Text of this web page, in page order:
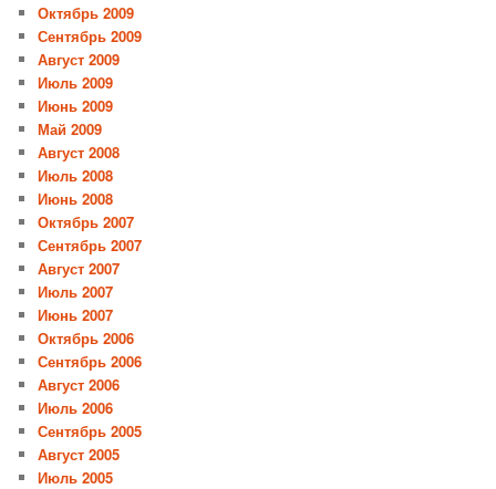
Октябрь 2009
Сентябрь 2009
Август 2009
Июль 2009
Июнь 2009
Май 2009
Август 2008
Июль 2008
Июнь 2008
Октябрь 2007
Сентябрь 2007
Август 2007
Июль 2007
Июнь 2007
Октябрь 2006
Сентябрь 2006
Август 2006
Июль 2006
Сентябрь 2005
Август 2005
Июль 2005